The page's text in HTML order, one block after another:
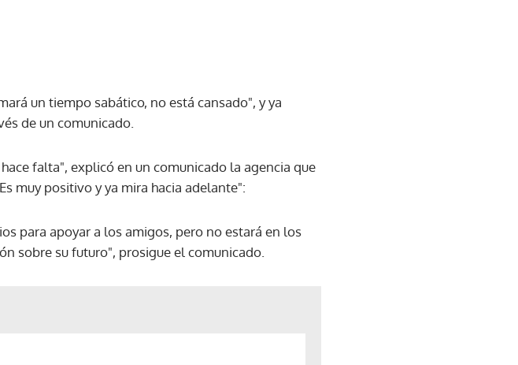
un tiempo sabático, no está cansado", y ya
de un comunicado.
falta", explicó en un comunicado la agencia que
muy positivo y ya mira hacia adelante":
para apoyar a los amigos, pero no estará en los
sobre su futuro", prosigue el comunicado.